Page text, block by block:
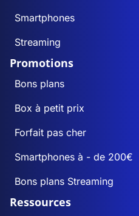
Smartphones
Streaming
Promotions
Bons plans
Box à petit prix
Forfait pas cher
Smartphones à - de 200€
Bons plans Streaming
Ressources